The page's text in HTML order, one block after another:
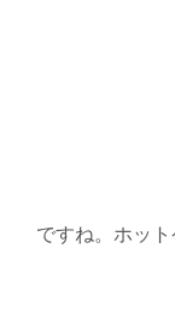
ですね。ホット